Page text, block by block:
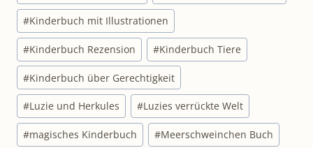
#Kinderbuch mit Illustrationen
#Kinderbuch Rezension #Kinderbuch Tiere
#Kinderbuch über Gerechtigkeit
#Luzie und Herkules #Luzies verrückte Welt
#magisches Kinderbuch #Meerschweinchen Buch